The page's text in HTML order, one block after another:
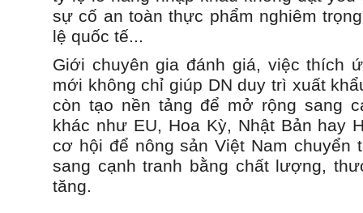
sự cố an toàn thực phẩm nghiêm
lệ quốc tế...
Giới chuyên gia đánh giá, việc thích
mới không chỉ giúp DN duy trì xuất
còn tạo nền tảng để mở rộng sang
khác như EU, Hoa Kỳ, Nhật Bản hay
cơ hội để nông sản Việt Nam chuyển
sang cạnh tranh bằng chất lượng,
tăng.